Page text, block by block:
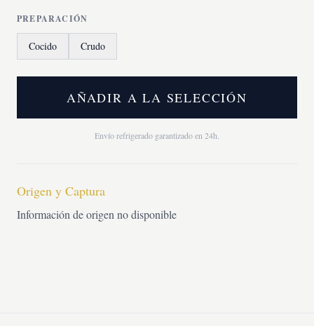
PREPARACIÓN
Cocido Crudo
AÑADIR A LA SELECCIÓN
Envío refrigerado garantizado en 24h.
Origen y Captura
Información de origen no disponible